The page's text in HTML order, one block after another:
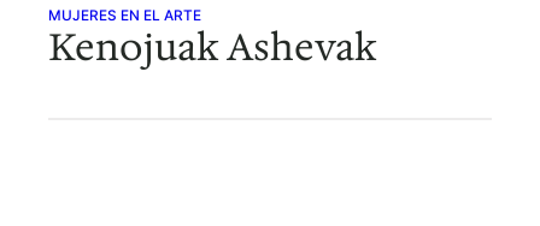
MUJERES EN EL ARTE
Kenojuak Ashevak